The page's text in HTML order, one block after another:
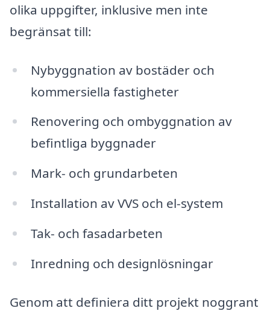
olika uppgifter, inklusive men inte
begränsat till:
Nybyggnation av bostäder och
kommersiella fastigheter
Renovering och ombyggnation av
befintliga byggnader
Mark- och grundarbeten
Installation av VVS och el-system
Tak- och fasadarbeten
Inredning och designlösningar
Genom att definiera ditt projekt noggrant